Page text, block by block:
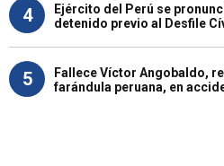
4
Ejército del Perú se
detenido previo al Desfile
5
Fallece Víctor Angobaldo,
farándula peruana, en